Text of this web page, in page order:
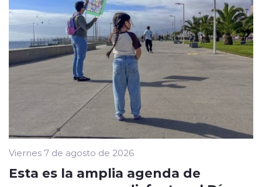
Viernes 7 de agosto de 2026
Esta es la amplia agenda de